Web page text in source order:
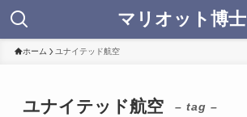
マリオット博士
ホーム ユナイテッド航空
ユナイテッド航空 – tag –